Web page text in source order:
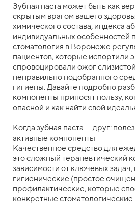
Зубная паста может быть как
скрытым врагом вашего
химического состава, индекса
индивидуальных особенностей
стоматология в Воронеже
пациентов, которые испортили
спровоцировали ожог
неправильно подобранного
гигиены. Давайте подробно
компоненты приносят пользу,
опасной и как найти свой
Когда зубная паста — друг:
активные компоненты
Качественное средство для
это сложный терапевтический
зависимости от ключевых задач,
гигиенические (простое
профилактические, которые
конкретные